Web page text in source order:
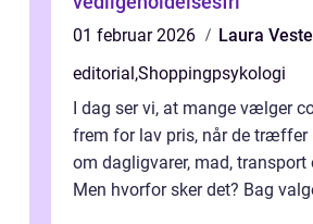
01 februar 2026
Laura
editorial,Shoppingpsykologi
I dag ser vi, at mange vælger
frem for lav pris, når de træffer
om dagligvarer, mad, transport
Men hvorfor sker det? Bag